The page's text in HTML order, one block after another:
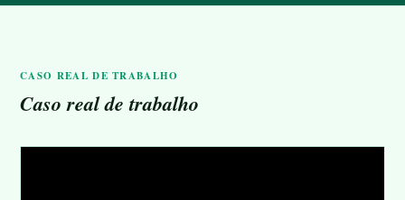
CASO REAL DE TRABALHO
Caso real de trabalho